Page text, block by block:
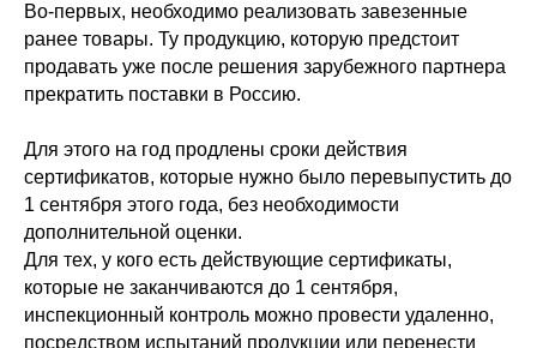
Во-первых, необходимо реализовать завезенные
ранее товары. Ту продукцию, которую предстоит
продавать уже после решения зарубежного партнера
прекратить поставки в Россию.
Для этого на год продлены сроки действия
сертификатов, которые нужно было перевыпустить до
1 сентября этого года, без необходимости
дополнительной оценки.
Для тех, у кого есть действующие сертификаты,
которые не заканчиваются до 1 сентября,
инспекционный контроль можно провести удаленно,
посредством испытаний продукции или перенести